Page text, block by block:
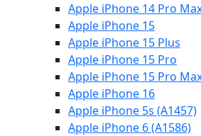
Apple iPhone 14 Pro
Apple iPhone 15
Apple iPhone 15 Plus
Apple iPhone 15 Pro
Apple iPhone 15 Pro
Apple iPhone 16
Apple iPhone 5s (A1457)
Apple iPhone 6 (A1586)